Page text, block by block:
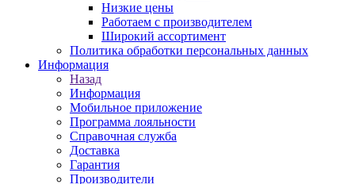
Низкие цены
Работаем с производителем
Широкий ассортимент
Политика обработки персональных данных
Информация
Назад
Информация
Мобильное приложение
Программа лояльности
Справочная служба
Доставка
Гарантия
Производители